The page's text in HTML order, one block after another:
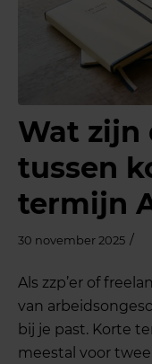
Wat zijn
tussen
termijn
30 november 2025 /
Als zzp’er of
van
bij je past. Korte
meestal voor